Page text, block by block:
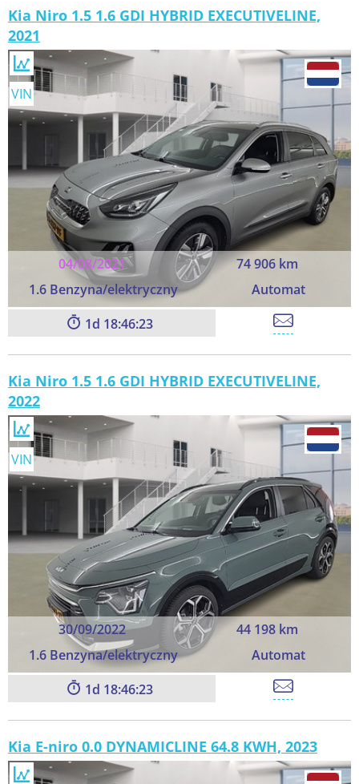
Kia Niro 1.5 1.6 GDI HYBRID EXECUTIVELINE,
2021
04/08/2021
74 906 km
1.6 Benzyna/elektryczny
Automat
VIN
1 18:46:23
Kia Niro 1.5 1.6 GDI HYBRID EXECUTIVELINE,
2022
30/09/2022
44 198 km
1.6 Benzyna/elektryczny
Automat
VIN
1 18:46:23
Kia E-niro 0.0 DYNAMICLINE 64.8 KWH, 2023